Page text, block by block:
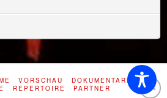
VORSCHAU
DOKUMENTARFILME
REPERTOIRE PARTNER